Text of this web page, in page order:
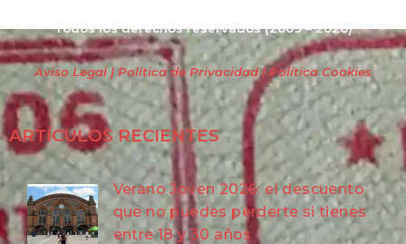
Todos los derechos reservados(2009 – 2026)
Aviso Legal | Política de Privacidad | Política Cookies
ARTÍCULOS RECIENTES
Verano Joven 2026: el descuento
que no puedes perderte si tienes
entre 18 y 30 años